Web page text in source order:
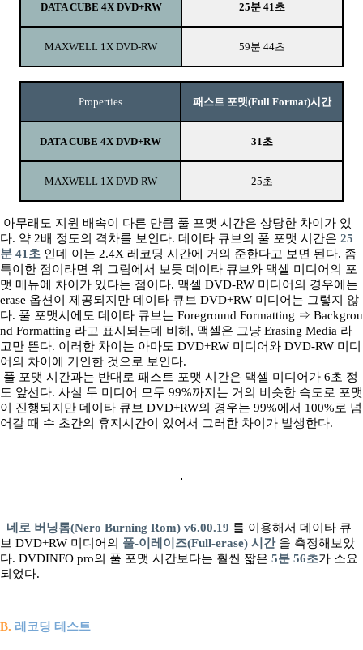
DATA CUBE 4X DVD+RW 25분 41초
MAXWELL 1X DVD-RW 59분 44초
Properties 패스트 포맷(Full Format)시간
DATA CUBE 4X DVD+RW 31초
MAXWELL 1X DVD-RW 25초
아무래도 지원 배속이 다른 만큼 풀 포맷 시간은 상당한 차이가 있
다. 약 2배 정도의 격차를 보인다. 데이타 큐브의 풀 포맷 시간은 25
분 41초 인데 이는 2.4X 레코딩 시간에 거의 준한다고 보면 된다. 좀
특이한 점이라면 위 그림에서 보듯 데이타 큐브와 맥셀 미디어의 포
맷 메뉴에 차이가 있다는 점이다. 맥셀 DVD-RW 미디어의 경우에는
erase 옵션이 제공되지만 데이타 큐브 DVD+RW 미디어는 그렇지 않
다. 풀 포맷시에도 데이타 큐브는 Foreground Formatting ⇒ Backgrou
nd Formatting 라고 표시되는데 비해, 맥셀은 그냥 Erasing Media 라
고만 뜬다. 이러한 차이는 아마도 DVD+RW 미디어와 DVD-RW 미디
어의 차이에 기인한 것으로 보인다.
풀 포맷 시간과는 반대로 패스트 포맷 시간은 맥셀 미디어가 6초 정
도 앞선다. 사실 두 미디어 모두 99%까지는 거의 비슷한 속도로 포맷
이 진행되지만 데이타 큐브 DVD+RW의 경우는 99%에서 100%로 넘
어갈 때 수 초간의 휴지시간이 있어서 그러한 차이가 발생한다.
네로 버닝롬(Nero Burning Rom) v6.00.19 를 이용해서 데이타 큐
브 DVD+RW 미디어의 풀-이레이즈(Full-erase) 시간 을 측정해보았
다. DVDINFO pro의 풀 포맷 시간보다는 훨씬 짧은 5분 56초가 소요
되었다.
B. 레코딩 테스트